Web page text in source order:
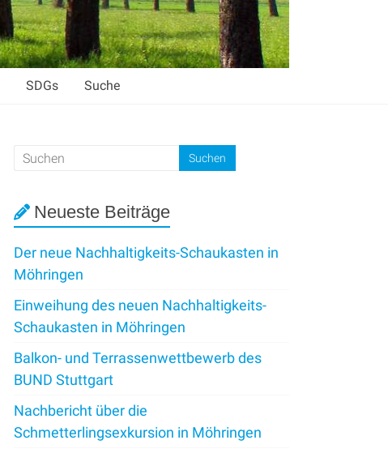
SDGs Suche
Neueste Beiträge
Der neue Nachhaltigkeits-Schaukasten in
Möhringen
Einweihung des neuen Nachhaltigkeits-
Schaukasten in Möhringen
Balkon- und Terrassenwettbewerb des
BUND Stuttgart
Nachbericht über die
Schmetterlingsexkursion in Möhringen